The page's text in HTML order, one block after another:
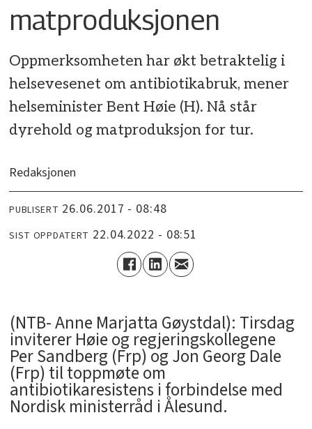
matproduksjonen
Oppmerksomheten har økt betraktelig i
helsevesenet om antibiotikabruk, mener
helseminister Bent Høie (H). Nå står
dyrehold og matproduksjon for tur.
Redaksjonen
PUBLISERT 26.06.2017 - 08:48
SIST OPPDATERT 22.04.2022 - 08:51
(NTB- Anne Marjatta Gøystdal): Tirsdag
inviterer Høie og regjeringskollegene
Per Sandberg (Frp) og Jon Georg Dale
(Frp) til toppmøte om
antibiotikaresistens i forbindelse med
Nordisk ministerråd i Ålesund.